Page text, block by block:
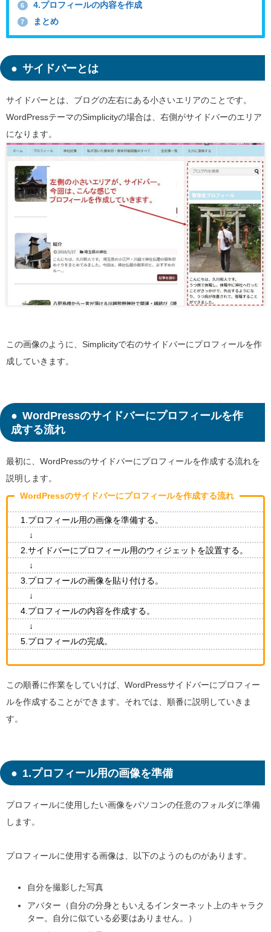
6 4.プロフィールの内容を作成
7 まとめ
サイドバーとは
サイドバーとは、ブログの左右にある小さいエリアのことです。
WordPressテーマのSimplicityの場合は、右側がサイドバーのエリア
になります。
この画像のように、Simplicityで右のサイドバーにプロフィールを作
成していきます。
WordPressのサイドバーにプロフィールを作
成する流れ
最初に、WordPressのサイドバーにプロフィールを作成する流れを
説明します。
WordPressのサイドバーにプロフィールを作成する流れ
1.プロフィール用の画像を準備する。
↓
2.サイドバーにプロフィール用のウィジェットを設置する。
↓
3.プロフィールの画像を貼り付ける。
↓
4.プロフィールの内容を作成する。
↓
5.プロフィールの完成。
この順番に作業をしていけば、WordPressサイドバーにプロフィー
ルを作成することができます。それでは、順番に説明していきま
す。
1.プロフィール用の画像を準備
プロフィールに使用したい画像をパソコンの任意のフォルダに準備
します。
プロフィールに使用する画像は、以下のようのものがあります。
自分を撮影した写真
アバター（自分の分身ともいえるインターネット上のキャラク
ター。自分に似ている必要はありません。）